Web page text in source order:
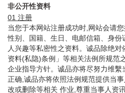
非公开性资料
01 注册
当您于本网站注册成功时,网站会请
性别、国籍、生日、电邮信箱、身
人兴趣等私密性之资料。诚品除绝
资料(私隐)条例」等相关法例所规范
企业指导方针。诚品亦将尽努力维繫
正确,诚品亦将依照法例规范提供当
改或删除等相关 作业,尊重当事人资